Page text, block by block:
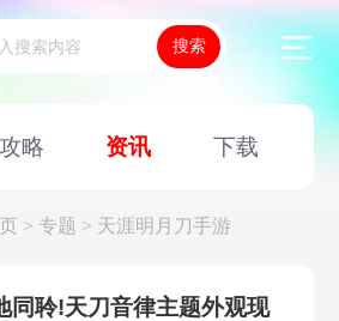
攻略 资讯 下载
>专题 > 天涯明月刀手游
同聆!天刀音律主题外观现